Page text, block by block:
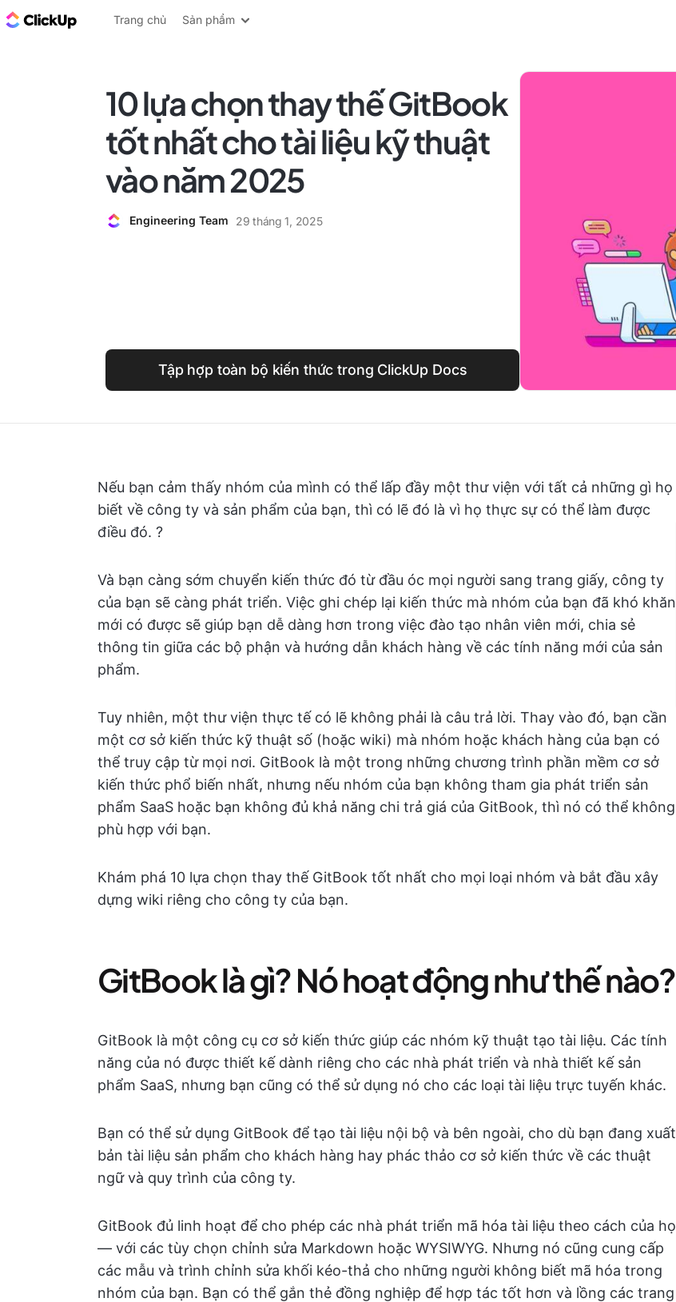
ClickUp Blog
Trang chủ Sản phẩm
10 lựa chọn thay thế GitBook
tốt nhất cho tài liệu kỹ thuật
vào năm 2025
Engineering Team 29 tháng 1, 2025
Tập hợp toàn bộ kiến thức trong ClickUp Docs
Nếu bạn cảm thấy nhóm của mình có thể lấp đầy một thư viện với tất cả những gì họ
biết về công ty và sản phẩm của bạn, thì có lẽ đó là vì họ thực sự có thể làm được
điều đó. ?
Và bạn càng sớm chuyển kiến thức đó từ đầu óc mọi người sang trang giấy, công ty
của bạn sẽ càng phát triển. Việc ghi chép lại kiến thức mà nhóm của bạn đã khó khăn
mới có được sẽ giúp bạn dễ dàng hơn trong việc đào tạo nhân viên mới, chia sẻ
thông tin giữa các bộ phận và hướng dẫn khách hàng về các tính năng mới của sản
phẩm.
Tuy nhiên, một thư viện thực tế có lẽ không phải là câu trả lời. Thay vào đó, bạn cần
một cơ sở kiến thức kỹ thuật số (hoặc wiki) mà nhóm hoặc khách hàng của bạn có
thể truy cập từ mọi nơi. GitBook là một trong những chương trình phần mềm cơ sở
kiến thức phổ biến nhất, nhưng nếu nhóm của bạn không tham gia phát triển sản
phẩm SaaS hoặc bạn không đủ khả năng chi trả giá của GitBook, thì nó có thể không
phù hợp với bạn.
Khám phá 10 lựa chọn thay thế GitBook tốt nhất cho mọi loại nhóm và bắt đầu xây
dựng wiki riêng cho công ty của bạn.
GitBook là gì? Nó hoạt động như thế nào?
GitBook là một công cụ cơ sở kiến thức giúp các nhóm kỹ thuật tạo tài liệu. Các tính
năng của nó được thiết kế dành riêng cho các nhà phát triển và nhà thiết kế sản
phẩm SaaS, nhưng bạn cũng có thể sử dụng nó cho các loại tài liệu trực tuyến khác.
Bạn có thể sử dụng GitBook để tạo tài liệu nội bộ và bên ngoài, cho dù bạn đang xuất
bản tài liệu sản phẩm cho khách hàng hay phác thảo cơ sở kiến thức về các thuật
ngữ và quy trình của công ty.
GitBook đủ linh hoạt để cho phép các nhà phát triển mã hóa tài liệu theo cách của họ
— với các tùy chọn chỉnh sửa Markdown hoặc WYSIWYG. Nhưng nó cũng cung cấp
các mẫu và trình chỉnh sửa khối kéo-thả cho những người không biết mã hóa trong
nhóm của bạn. Bạn có thể gắn thẻ đồng nghiệp để hợp tác tốt hơn và lồng các trang